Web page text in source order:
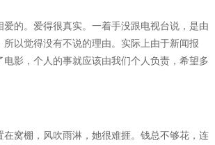
的。爱得很真实。一着手没跟电视台说，是由
以觉得没有不说的理由。实际上由于新闻报
影，个人的事就应该由我们个人负责，希望多
窝棚，风吹雨淋，她很难捱。钱总不够花，连